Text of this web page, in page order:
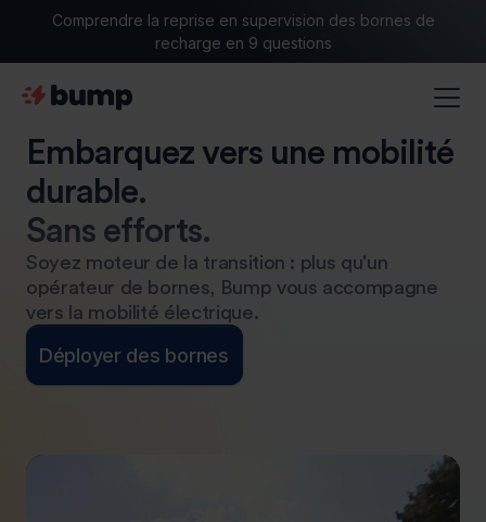
Comprendre la reprise en supervision des bornes de
recharge en 9 questions
Embarquez vers une mobilité
durable.
Sans efforts.
Soyez moteur de la transition : plus qu'un
opérateur de bornes, Bump vous accompagne
vers la mobilité électrique.
Déployer des bornes